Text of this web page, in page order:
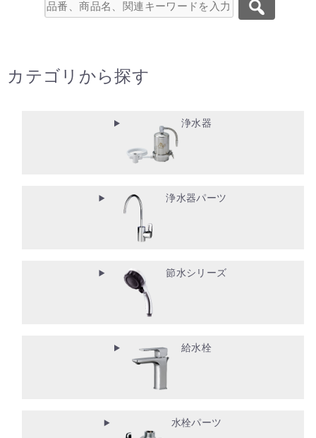
カテゴリから探す
浄水器
浄水器パーツ
節水シリーズ
給水栓
水栓パーツ